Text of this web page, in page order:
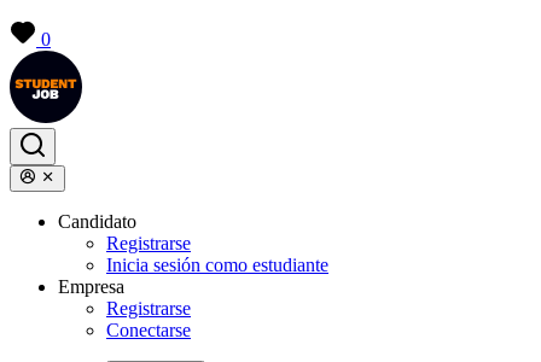
0
Candidato
Registrarse
Inicia sesión como estudiante
Empresa
Registrarse
Conectarse